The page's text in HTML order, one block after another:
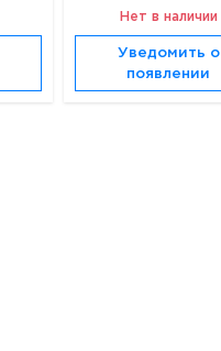
Нет в наличии
Уведомить о
появлении